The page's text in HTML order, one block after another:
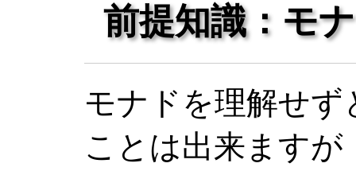
前提知識：モ
モナドを理解せ
ことは出来ます